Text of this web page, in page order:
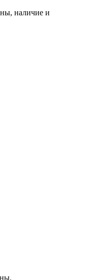
наличие и